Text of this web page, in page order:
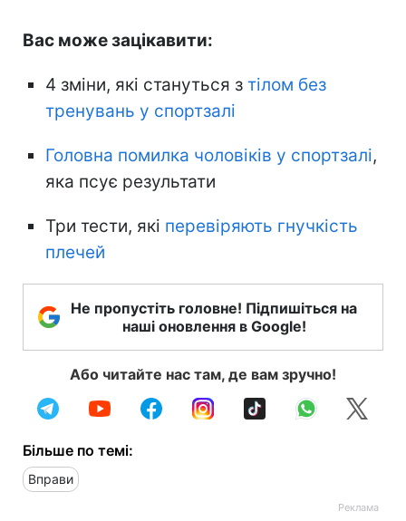
Вас може зацікавити:
4 зміни, які стануться з тілом без
тренувань у спортзалі
Головна помилка чоловіків у спортзалі,
яка псує результати
Три тести, які перевіряють гнучкість
плечей
Не пропустіть головне! Підпишіться на
наші оновлення в Google!
Або читайте нас там, де вам зручно!
Більше по темі:
Вправи